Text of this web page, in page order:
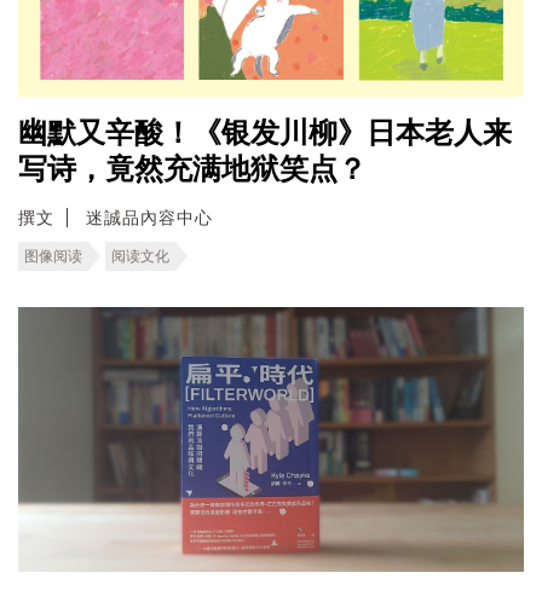
幽默又辛酸！《银发川柳》日本老人来
写诗，竟然充满地狱笑点？
撰文 迷誠品內容中心
图像阅读 阅读文化